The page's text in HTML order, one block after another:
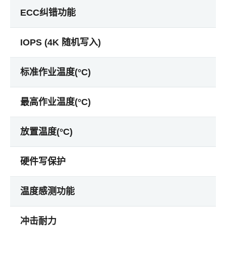
ECC纠错功能
IOPS (4K 随机写入)
标准作业温度(°C)
最高作业温度(°C)
放置温度(°C)
硬件写保护
温度感测功能
冲击耐力